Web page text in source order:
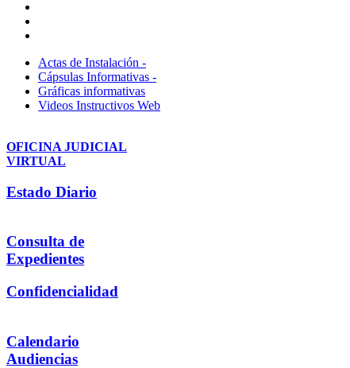
Actas de Instalación -
Cápsulas Informativas -
Gráficas informativas
Videos Instructivos Web
OFICINA JUDICIAL
VIRTUAL
Estado Diario
Consulta de
Expedientes
Confidencialidad
Calendario
Audiencias